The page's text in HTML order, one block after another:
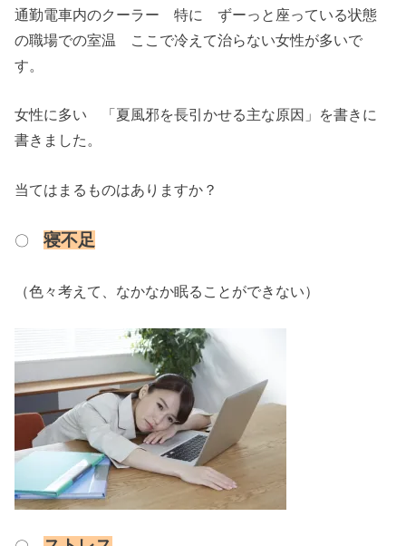
通勤電車内のクーラー 特に ずーっと座っている状態
の職場での室温 ここで冷えて治らない女性が多いで
す。
女性に多い 「夏風邪を長引かせる主な原因」を書きに
書きました。
当てはまるものはありますか？
〇寝不足
（色々考えて、なかなか眠ることができない）